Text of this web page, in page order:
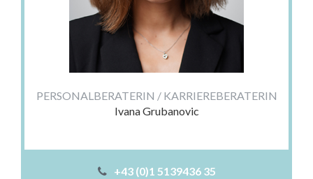
PERSONALBERATERIN / KARRIEREBERATERIN
Ivana Grubanovic
+43 (0)1 5139436 35